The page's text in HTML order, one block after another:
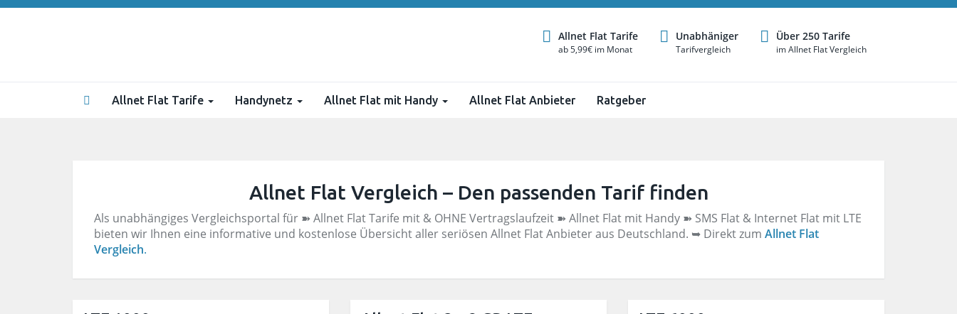
Skip
Allnet Flat Tarife
ab 5,99€ im Monat
Unabhäniger
Tarifvergleich
Über 250 Tarife
im Allnet Flat Vergleich
Allnet Flat Tarife Handynetz Allnet Flat mit Handy Allnet Flat Anbieter Ratgeber
Allnet Flat Vergleich – Den passenden Tarif finden
Als unabhängiges Vergleichsportal für ➽ Allnet Flat Tarife mit & OHNE Vertragslaufzeit ➽ Allnet Flat mit Handy ➽ SMS Flat & Internet Flat mit LTE
bieten wir Ihnen eine informative und kostenlose Übersicht aller seriösen Allnet Flat Anbieter aus Deutschland. ➥ Direkt zum Allnet Flat
Vergleich.